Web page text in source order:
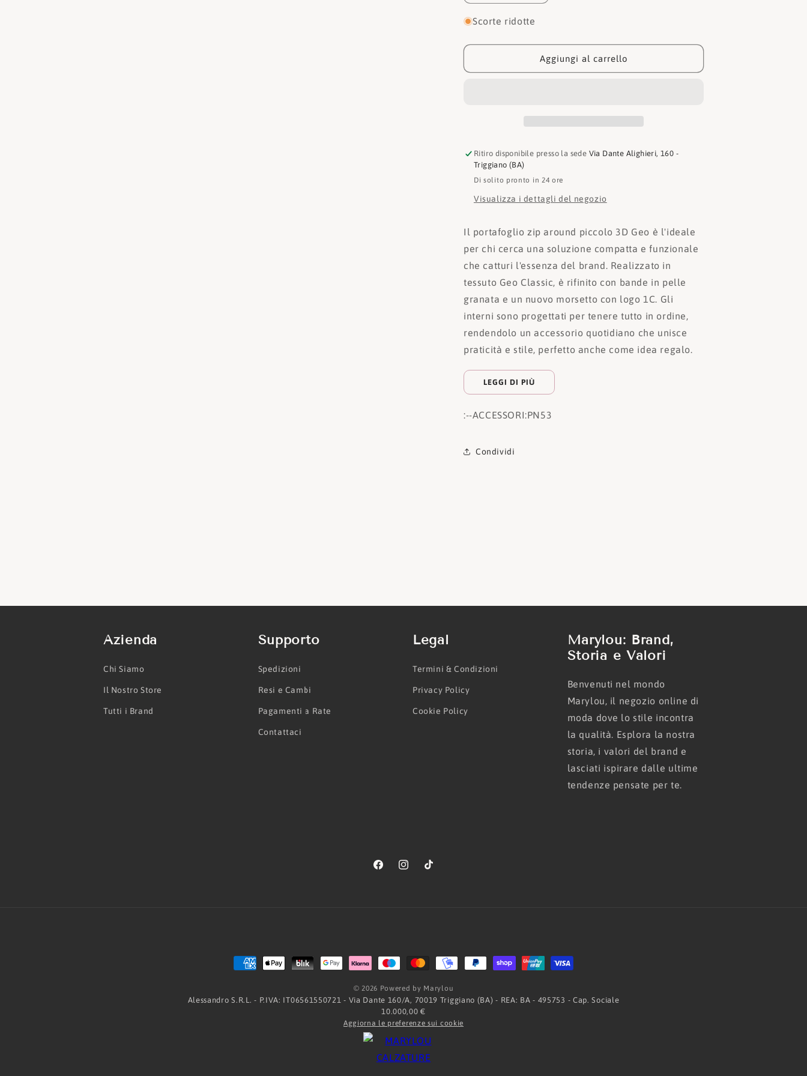
quantità
per
Martini
3D
quantità
per
Martini
Portafogli
3D
Scorte ridotte
Aggiungi al carrello
Ritiro disponibile presso la sede Via Dante Alighieri, 160 -
Triggiano (BA)
Di solito pronto in 24 ore
Visualizza i dettagli del negozio
Il portafoglio zip around piccolo 3D Geo è l'ideale
per chi cerca una soluzione compatta e funzionale
che catturi l'essenza del brand. Realizzato in
tessuto Geo Classic, è rifinito con bande in pelle
granata e un nuovo morsetto con logo 1C. Gli
interni sono progettati per tenere tutto in ordine,
rendendolo un accessorio quotidiano che unisce
praticità e stile, perfetto anche come idea regalo.
LEGGI DI PIÙ
:--ACCESSORI:PN53
Condividi
Azienda
Chi Siamo
Il Nostro Store
Tutti i Brand
Supporto
Spedizioni
Resi e Cambi
Pagamenti a Rate
Contattaci
Legal
Termini & Condizioni
Privacy Policy
Cookie Policy
Marylou: Brand,
Storia e Valori
Benvenuti nel mondo
Marylou, il negozio online di
moda dove lo stile incontra
la qualità. Esplora la nostra
storia, i valori del brand e
lasciati ispirare dalle ultime
tendenze pensate per te.
FacebookInstagramTikTok
Metodi
pagamento
© 2026 Powered by Marylou
Alessandro S.R.L. - P.IVA: IT06561550721 - Via Dante 160/A, 70019 Triggiano (BA) - REA: BA - 495753 - Cap. Sociale
10.000,00 €
Aggiorna le preferenze sui cookie